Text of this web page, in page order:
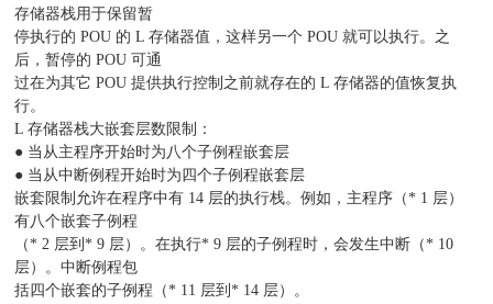
存储器栈用于保留暂
停执行的 POU 的 L 存储器值，这样另一个 POU 就可以执行。之
后，暂停的 POU 可通
过在为其它 POU 提供执行控制之前就存在的 L 存储器的值恢复执
行。
L 存储器栈大嵌套层数限制：
● 当从主程序开始时为八个子例程嵌套层
● 当从中断例程开始时为四个子例程嵌套层
嵌套限制允许在程序中有 14 层的执行栈。例如，主程序（* 1 层）
有八个嵌套子例程
（* 2 层到* 9 层）。在执行* 9 层的子例程时，会发生中断（* 10
层）。中断例程包
括四个嵌套的子例程（* 11 层到* 14 层）。